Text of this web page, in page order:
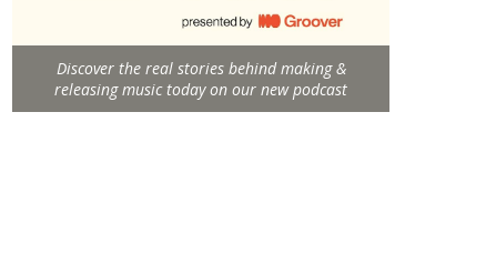
Discover the real stories behind making &
releasing music today on our new podcast